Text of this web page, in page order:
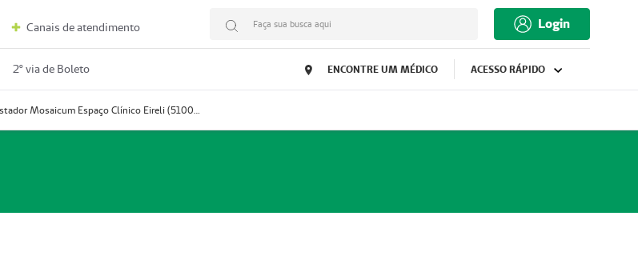
Canais de atendimento Faça sua busca aqui Login
2º via de Boleto ENCONTRE UM MÉDICO ACESSO RÁPIDO
Prestador Mosaicum Espaço Clínico Eireli (51004355-5)